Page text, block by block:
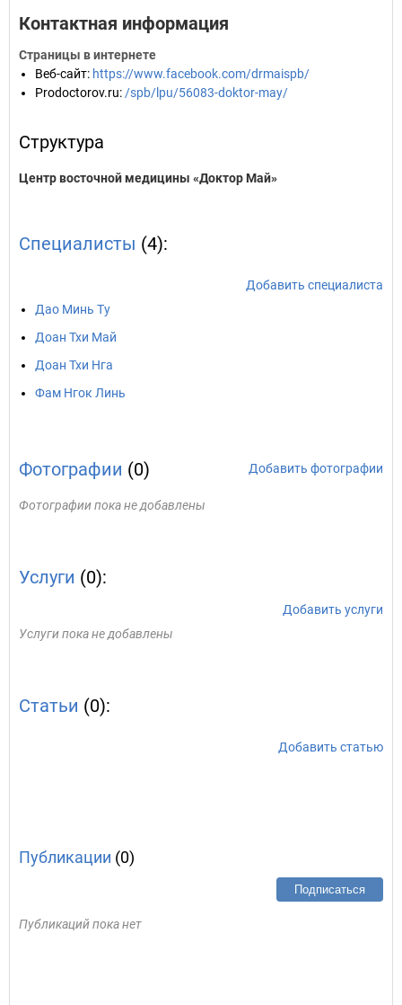
Контактная информация
Страницы в интернете
Веб-сайт: https://www.facebook.com/drmaispb/
Prodoctorov.ru: /spb/lpu/56083-doktor-may/
Структура
Центр восточной медицины «Доктор Май»
Специалисты (4):
Добавить специалиста
Дао Минь Ту
Доан Тхи Май
Доан Тхи Нга
Фам Нгок Линь
Фотографии (0) Добавить фотографии
Фотографии пока не добавлены
Услуги (0):
Добавить услуги
Услуги пока не добавлены
Статьи (0):
Добавить статью
Публикации (0)
Подписаться
Публикаций пока нет